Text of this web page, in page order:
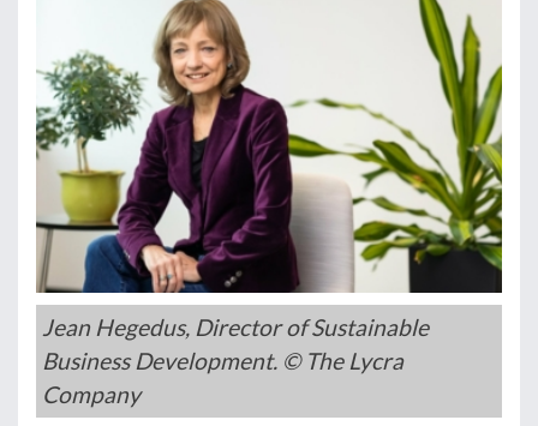
Jean Hegedus, Director of Sustainable
Business Development. © The Lycra
Company